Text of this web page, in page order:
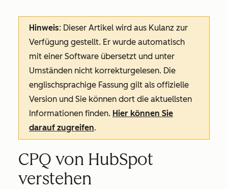
Hinweis: Dieser Artikel wird aus Kulanz zur
Verfügung gestellt. Er wurde automatisch
mit einer Software übersetzt und unter
Umständen nicht korrekturgelesen. Die
englischsprachige Fassung gilt als offizielle
Version und Sie können dort die aktuellsten
Informationen finden. Hier können Sie
darauf zugreifen.
CPQ von HubSpot
verstehen